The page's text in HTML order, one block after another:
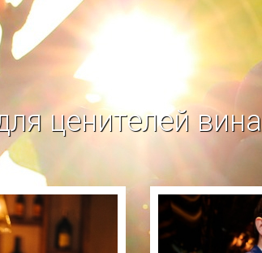
ценителей вина